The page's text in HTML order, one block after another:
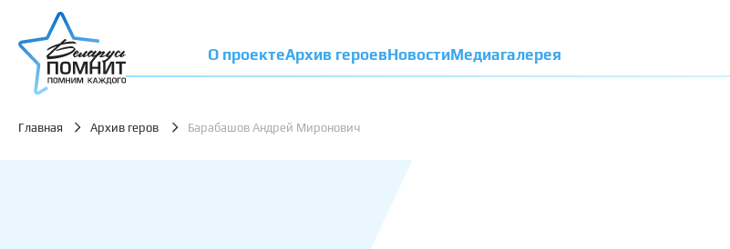
О проектеАрхив героевНовостиМедиагалерея
Главная Архив геров Барабашов Андрей Миронович